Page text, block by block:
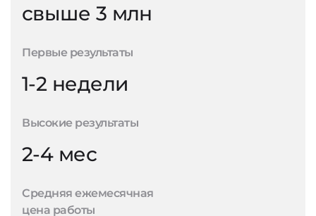
свыше 3 млн
Первые результаты
1-2 недели
Высокие результаты
2-4 мес
Средняя ежемесячная
цена работы